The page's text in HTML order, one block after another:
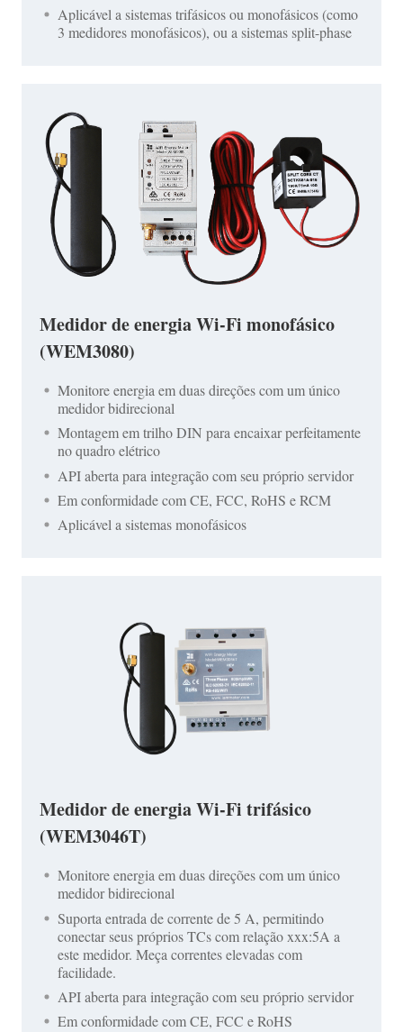
Aplicável a sistemas trifásicos ou monofásicos (como
3 medidores monofásicos), ou a sistemas split-phase
Medidor de energia Wi-Fi monofásico
(WEM3080)
Monitore energia em duas direções com um único
medidor bidirecional
Montagem em trilho DIN para encaixar perfeitamente
no quadro elétrico
API aberta para integração com seu próprio servidor
Em conformidade com CE, FCC, RoHS e RCM
Aplicável a sistemas monofásicos
Medidor de energia Wi-Fi trifásico
(WEM3046T)
Monitore energia em duas direções com um único
medidor bidirecional
Suporta entrada de corrente de 5 A, permitindo
conectar seus próprios TCs com relação xxx:5A a
este medidor. Meça correntes elevadas com
facilidade.
API aberta para integração com seu próprio servidor
Em conformidade com CE, FCC e RoHS